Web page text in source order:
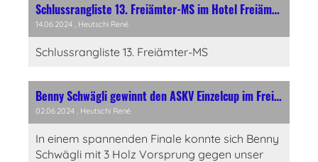
Schlussrangliste 13. Freiämter-MS im Hotel Freiämterhof, Wohlen
14.06.2024 , Heutschi René
Schlussrangliste 13. Freiämter-MS
Benny Schwägli gewinnt den ASKV Einzelcup im Freiämterhof in Wohlen
02.06.2024 , Heutschi René
In einem spannenden Finale konnte sich Benny
Schwägli mit 3 Holz Vorsprung gegen unser